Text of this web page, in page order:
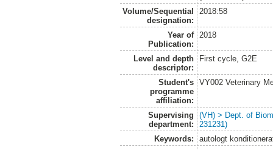
Volume/Sequential
designation:
2018:58
Year of
Publication:
2018
Level and depth
descriptor:
First cycle, G2E
Student's
programme
affiliation:
VY002 Veterinary
Supervising
department:
(VH) > Dept. of
231231)
Keywords:
autologt